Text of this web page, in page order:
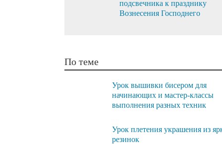
подсвечника к празднику
Вознесения Господнего
По теме
Урок вышивки бисером для
начинающих и мастер-классы
выполнения разных техник
Урок плетения украшения из
резинок